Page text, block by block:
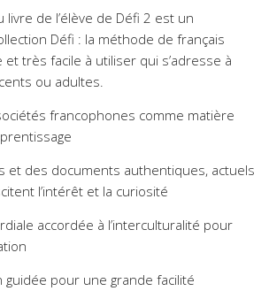
livre de l’élève de Défi 2 est un
Défi : la méthode de français
et très facile à utiliser qui s’adresse à
ou adultes.
francophones comme matière
et des documents authentiques, actuels
l’intérêt et la curiosité
accordée à l’interculturalité pour
guidée pour une grande facilité